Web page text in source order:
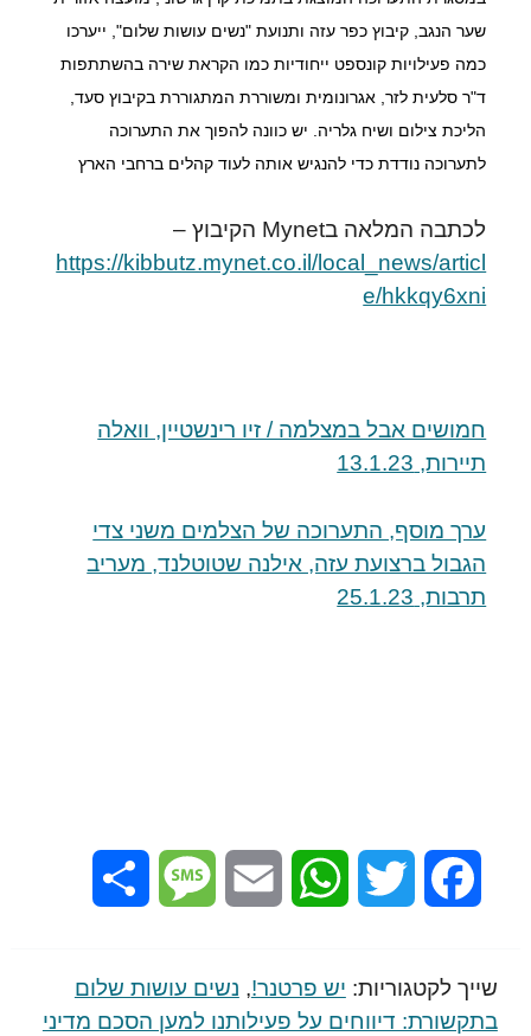
כמה פעילויות קונספט ייחודיות כמו הקראת שירה בהשתתפות
לתערוכה נודדת כדי להנגיש אותה לעוד קהלים ברחבי הארץ
לכתבה המלאה בMynet הקיבוץ –
https://kibbutz.mynet.co.il/local_news/articl
e/hkkqy6xni
חמושים אבל במצלמה / זיו רינשטיין, וואלה
תיירות, 13.1.23
ערך מוסף, התערוכה של הצלמים משני צדי
הגבול ברצועת עזה, אילנה שטוטלנד, מעריב
תרבות, 25.1.23
Facebook
Twitter
WhatsApp
Email
Message
שייך לקטגוריות: יש פרטנר!, נשים עושות שלום
בתקשורת: דיווחים על פעילותנו למען הסכם מדיני